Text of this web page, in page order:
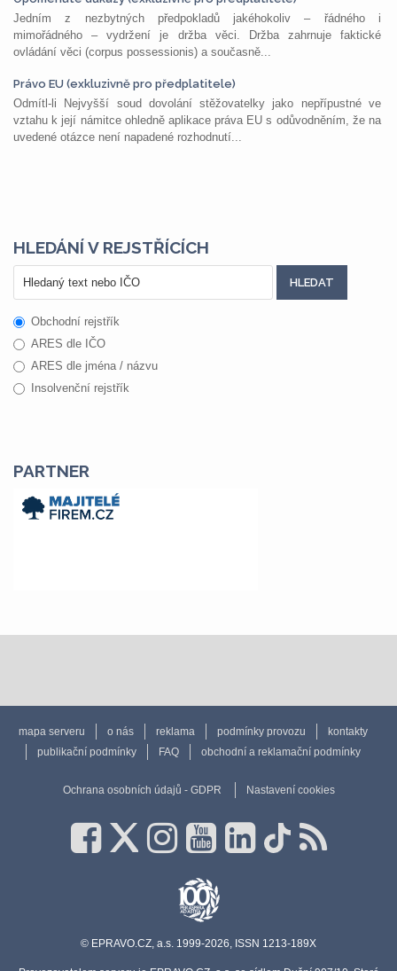
Jedním z nezbytných předpokladů jakéhokoliv – řádného i
mimořádného – vydržení je držba věci. Držba zahrnuje faktické
ovládání věci (corpus possessionis) a současně...
Právo EU (exkluzivně pro předplatitele)
Odmítl-li Nejvyšší soud dovolání stěžovatelky jako nepřípustné ve
vztahu k její námitce ohledně aplikace práva EU s odůvodněním, že na
uvedené otázce není napadené rozhodnutí...
HLEDÁNÍ V REJSTŘÍCÍCH
Obchodní rejstřík
ARES dle IČO
ARES dle jména / názvu
Insolvenční rejstřík
PARTNER
mapa serveru o nás reklama podmínky provozu
kontakty
publikační podmínky
FAQ obchodní a reklamační podmínky
Ochrana osobních údajů - GDPR Nastavení cookies
© EPRAVO.CZ, a.s. 1999-2026, ISSN 1213-189X